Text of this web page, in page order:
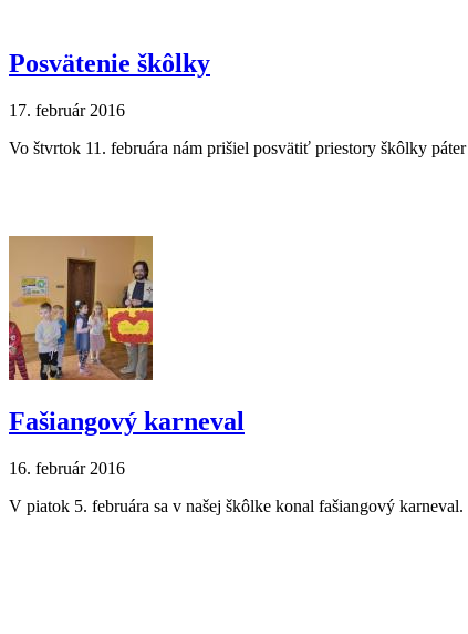
Posvätenie škôlky
17. február 2016
Vo štvrtok 11. februára nám prišiel posvätiť priestory škôlky
Fašiangový karneval
16. február 2016
V piatok 5. februára sa v našej škôlke konal fašiangový